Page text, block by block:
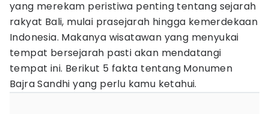
yang merekam peristiwa penting tentang sejarah
rakyat Bali, mulai prasejarah hingga kemerdekaan
Indonesia. Makanya wisatawan yang menyukai
tempat bersejarah pasti akan mendatangi
tempat ini. Berikut 5 fakta tentang Monumen
Bajra Sandhi yang perlu kamu ketahui.